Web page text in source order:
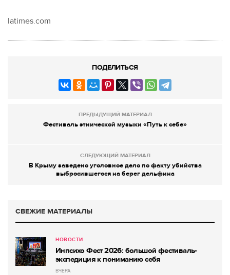
latimes.com
ПОДЕЛИТЬСЯ
ПРЕДЫДУЩИЙ МАТЕРИАЛ
Фестиваль этнической музыки «Путь к себе»
СЛЕДУЮЩИЙ МАТЕРИАЛ
В Крыму заведено уголовное дело по факту убийства
выбросившегося на берег дельфина
СВЕЖИЕ МАТЕРИАЛЫ
НОВОСТИ
Инпсихо Фест 2026: большой фестиваль-
экспедиция к пониманию себя
ВЧЕРА